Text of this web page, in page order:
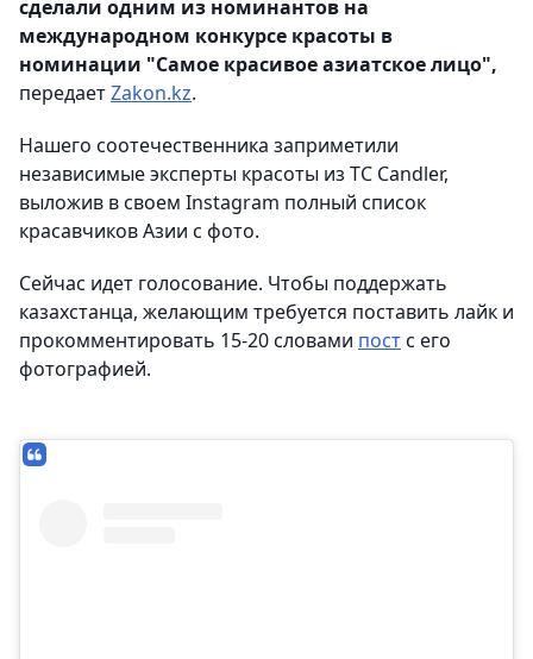
сделали одним из номинантов на
международном конкурсе красоты в
номинации "Самое красивое азиатское лицо",
передаетZakon.kz.
Нашего соотечественника заприметили
независимые эксперты красоты из TC Candler,
выложив в своем Instagram полный список
красавчиков Азии с фото.
Сейчас идет голосование. Чтобы поддержать
казахстанца, желающим требуется поставить лайк и
прокомментировать 15-20 словами постс его
фотографией.